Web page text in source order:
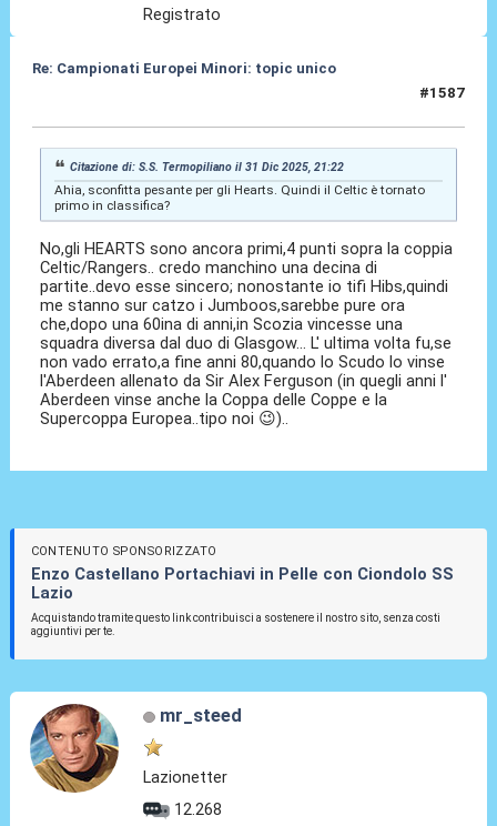
Registrato
Re: Campionati Europei Minori: topic unico
#1587
Citazione di: S.S. Termopiliano il 31 Dic 2025, 21:22
Ahia, sconfitta pesante per gli Hearts. Quindi il Celtic è tornato
primo in classifica?
No,gli HEARTS sono ancora primi,4 punti sopra la coppia
Celtic/Rangers.. credo manchino una decina di
partite..devo esse sincero; nonostante io tifi Hibs,quindi
me stanno sur catzo i Jumboos,sarebbe pure ora
che,dopo una 60ina di anni,in Scozia vincesse una
squadra diversa dal duo di Glasgow... L' ultima volta fu,se
non vado errato,a fine anni 80,quando lo Scudo lo vinse
l'Aberdeen allenato da Sir Alex Ferguson (in quegli anni l'
Aberdeen vinse anche la Coppa delle Coppe e la
Supercoppa Europea..tipo noi 😉)..
CONTENUTO SPONSORIZZATO
Enzo Castellano Portachiavi in Pelle con Ciondolo SS
Lazio
Acquistando tramite questo link contribuisci a sostenere il nostro sito, senza costi
aggiuntivi per te.
mr_steed
Lazionetter
12.268